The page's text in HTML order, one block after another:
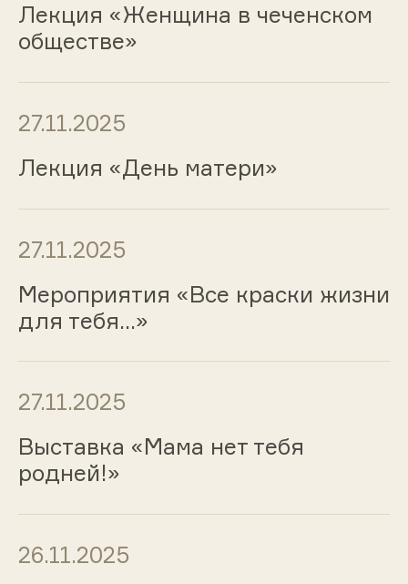
Лекция «Женщина в чеченском
обществе»
27.11.2025
Лекция «День матери»
27.11.2025
Мероприятия «Все краски жизни
для тебя…»
27.11.2025
Выставка «Мама нет тебя
родней!»
26.11.2025